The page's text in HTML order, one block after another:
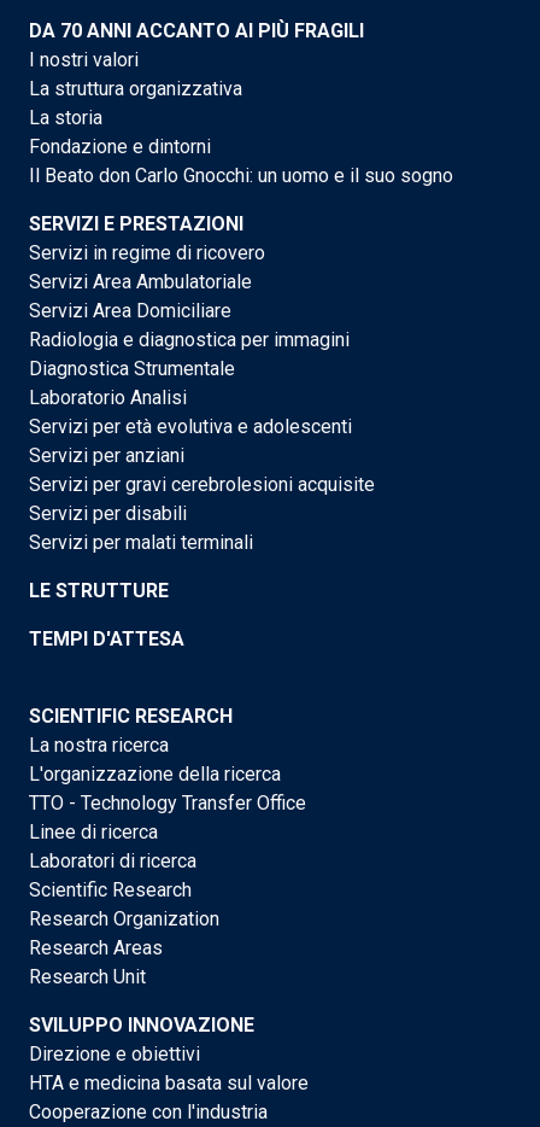
DA 70 ANNI ACCANTO AI PIÙ FRAGILI
I nostri valori
La struttura organizzativa
La storia
Fondazione e dintorni
Il Beato don Carlo Gnocchi: un uomo e il suo sogno
SERVIZI E PRESTAZIONI
Servizi in regime di ricovero
Servizi Area Ambulatoriale
Servizi Area Domiciliare
Radiologia e diagnostica per immagini
Diagnostica Strumentale
Laboratorio Analisi
Servizi per età evolutiva e adolescenti
Servizi per anziani
Servizi per gravi cerebrolesioni acquisite
Servizi per disabili
Servizi per malati terminali
LE STRUTTURE
TEMPI D'ATTESA
SCIENTIFIC RESEARCH
La nostra ricerca
L'organizzazione della ricerca
TTO - Technology Transfer Office
Linee di ricerca
Laboratori di ricerca
Scientific Research
Research Organization
Research Areas
Research Unit
SVILUPPO INNOVAZIONE
Direzione e obiettivi
HTA e medicina basata sul valore
Cooperazione con l'industria